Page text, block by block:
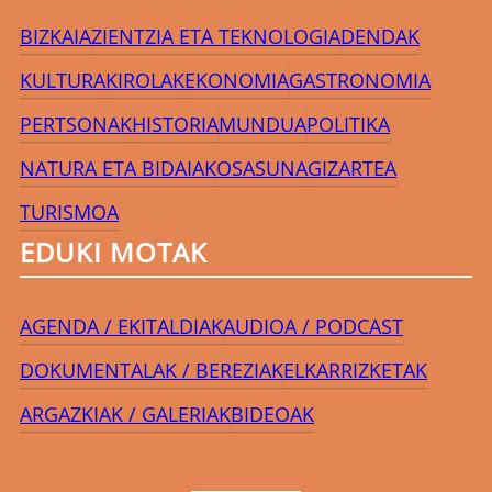
BIZKAIAZIENTZIA ETA TEKNOLOGIADENDAK
KULTURAKIROLAKEKONOMIAGASTRONOMIA
PERTSONAKHISTORIAMUNDUAPOLITIKA
NATURA ETA BIDAIAKOSASUNAGIZARTEA
TURISMOA
EDUKI MOTAK
AGENDA / EKITALDIAKAUDIOA / PODCAST
DOKUMENTALAK / BEREZIAKELKARRIZKETAK
ARGAZKIAK / GALERIAKBIDEOAK